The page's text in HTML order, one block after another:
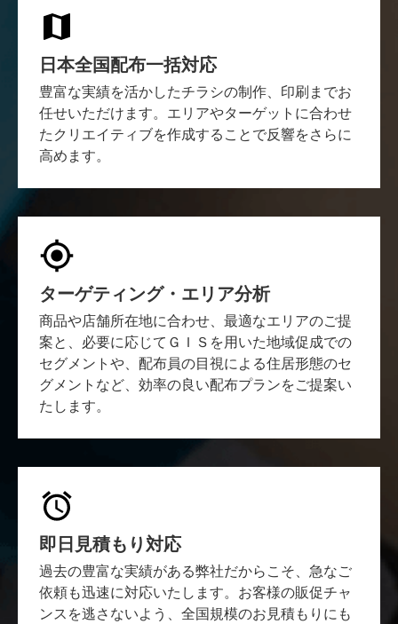
日本全国配布一括対応
豊富な実績を活かしたチラシの制作、印刷までお
任せいただけます。エリアやターゲットに合わせ
たクリエイティブを作成することで反響をさらに
高めます。
ターゲティング・エリア分析
商品や店舗所在地に合わせ、最適なエリアのご提
案と、必要に応じてＧＩＳを用いた地域促成での
セグメントや、配布員の目視による住居形態のセ
グメントなど、効率の良い配布プランをご提案い
たします。
即日見積もり対応
過去の豊富な実績がある弊社だからこそ、急なご
依頼も迅速に対応いたします。お客様の販促チャ
ンスを逃さないよう、全国規模のお見積もりにも